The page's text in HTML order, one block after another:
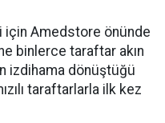
için Amedstore önünde
binlerce taraftar akın
izdihama dönüştüğü
taraftarlarla ilk kez